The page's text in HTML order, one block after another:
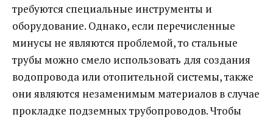
требуются специальные инструменты и
оборудование. Однако, если перечисленные
минусы не являются проблемой, то стальные
трубы можно смело использовать для создания
водопровода или отопительной системы, также
они являются незаменимым материалов в случае
прокладке подземных трубопроводов. Чтобы